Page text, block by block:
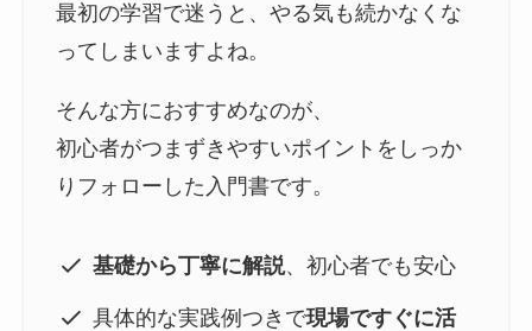
最初の学習で迷うと、やる気も続かなくな
ってしまいますよね。
そんな方におすすめなのが、
初心者がつまずきやすいポイントをしっか
りフォローした入門書です。
基礎から丁寧に解説、初心者でも安心
具体的な実践例つきで現場ですぐに活